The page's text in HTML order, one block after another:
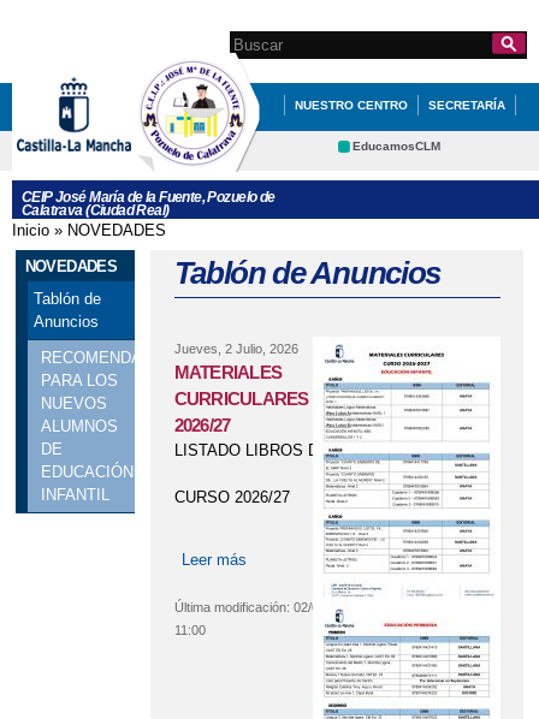
contenido
principalFormulario de
búsqueda
Search this site
NUESTRO CENTRO SECRETARÍA
EDUCACIÓN QUÉ HACEMOS
EducamosCLM
Deportes
CEIP José María de la Fuente, Pozuelo de
Calatrava (Ciudad Real)
Se encuentra usted aquí
Inicio » NOVEDADES
NOVEDADES
Tablón de
Anuncios
RECOMENDACIONES
PARA LOS
NUEVOS
ALUMNOS
DE
EDUCACIÓN
INFANTIL
Tablón de Anuncios
Jueves, 2 Julio, 2026
MATERIALES
CURRICULARES CURSO
2026/27
LISTADO LIBROS DE TEXTO
CURSO 2026/27
Leer más sobre MATERIALES CURRICULARES
CURSO 2026/27
Última modificación: 02/07/2026 -
11:00